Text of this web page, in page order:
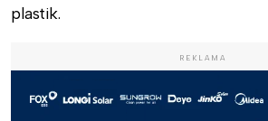
plastik.
REKLAMA